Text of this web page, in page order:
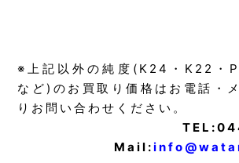
※上記以外の純度(K24・K22・
など)のお買取り価格はお電話・
りお問い合わせください。
Mail: